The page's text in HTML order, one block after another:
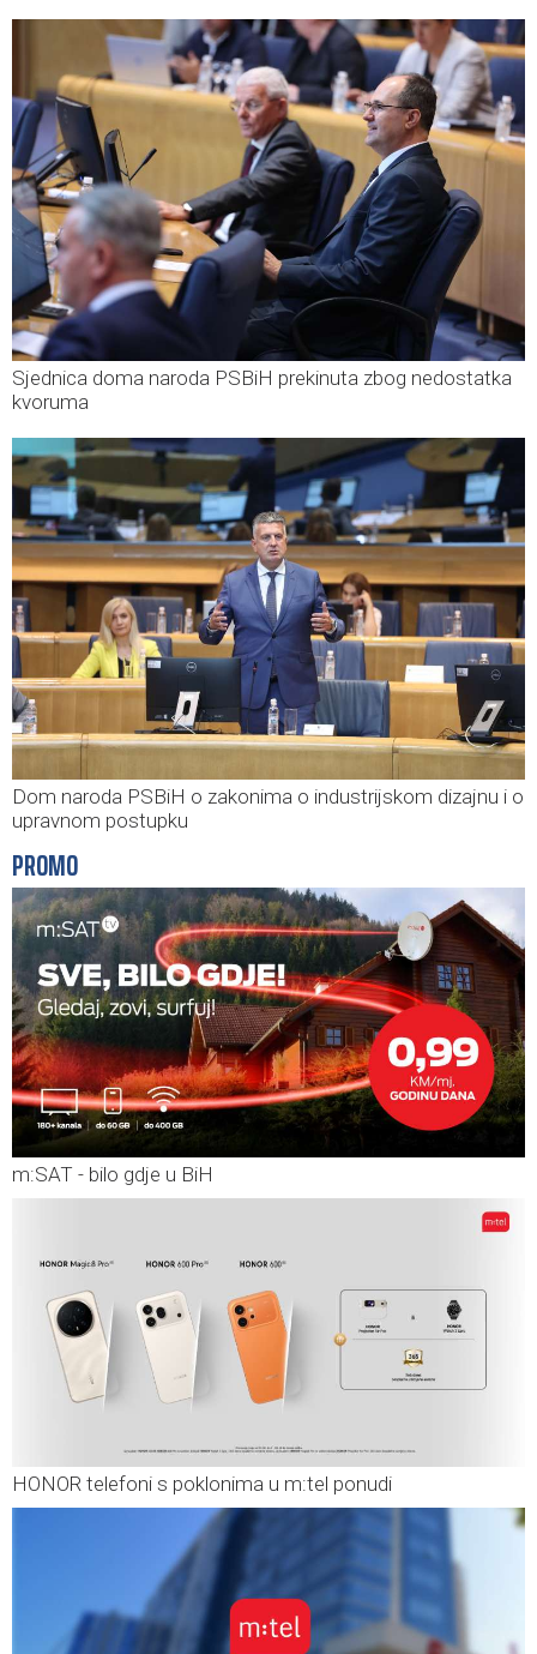
Sjednica doma naroda PSBiH prekinuta zbog nedostatka
kvoruma
Dom naroda PSBiH o zakonima o industrijskom dizajnu i o
upravnom postupku
PROMO
m:SAT - bilo gdje u BiH
HONOR telefoni s poklonima u m:tel ponudi